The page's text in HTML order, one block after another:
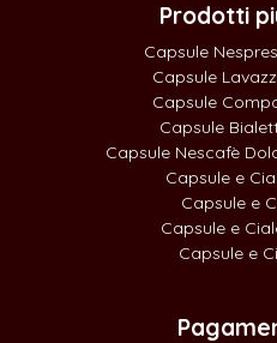
Prodotti
Capsule
Capsule
Capsule
Capsule
Capsule Nescafè
Capsule e
Capsule e
Capsule e
Capsule e